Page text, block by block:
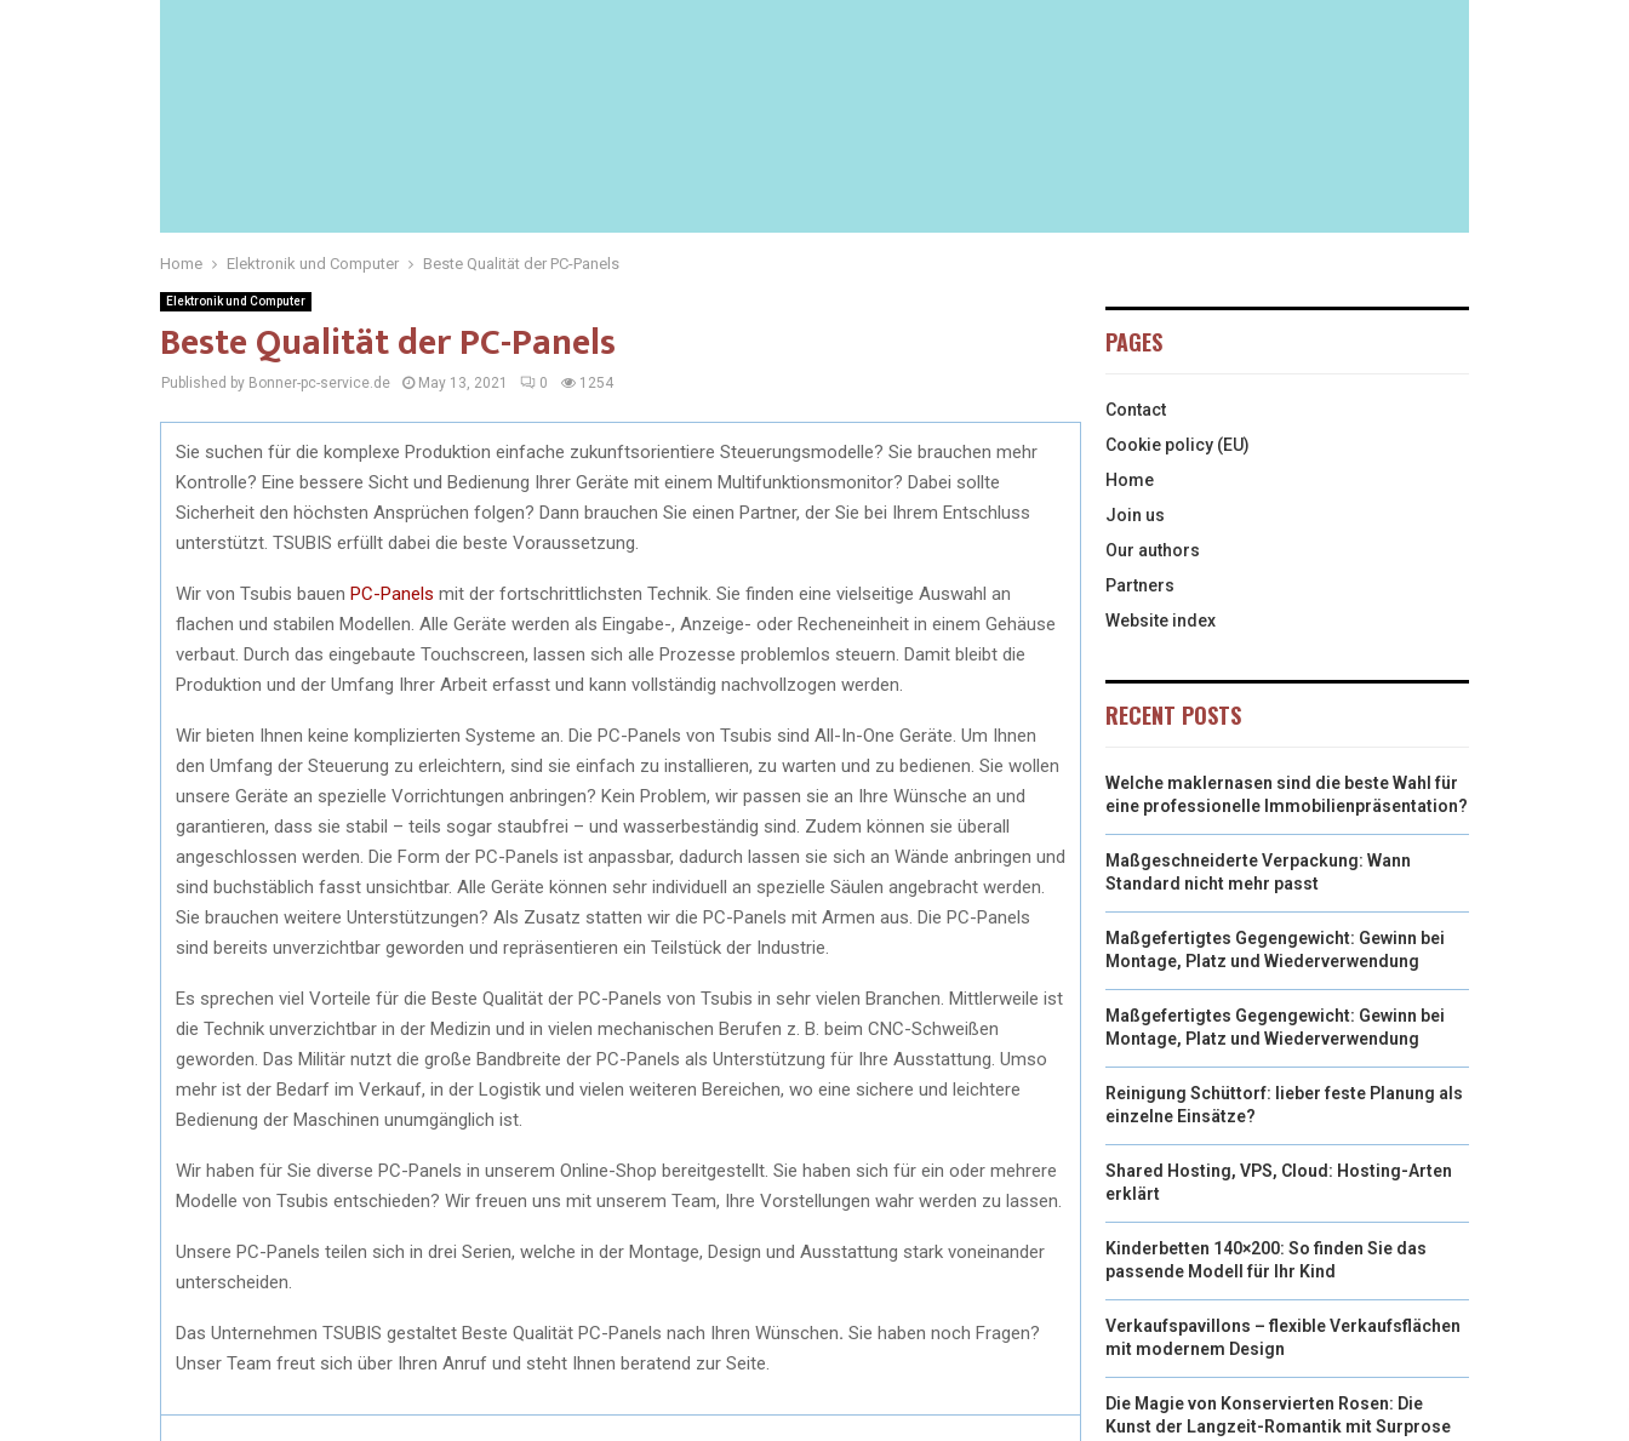
Home Elektronik und Computer Beste Qualität der PC-Panels
Elektronik und Computer
Beste Qualität der PC-Panels
Published by Bonner-pc-service.de May 13, 2021 0 1254
Sie suchen für die komplexe Produktion einfache zukunftsorientiere Steuerungsmodelle? Sie brauchen mehr
Kontrolle? Eine bessere Sicht und Bedienung Ihrer Geräte mit einem Multifunktionsmonitor? Dabei sollte
Sicherheit den höchsten Ansprüchen folgen? Dann brauchen Sie einen Partner, der Sie bei Ihrem Entschluss
unterstützt. TSUBIS erfüllt dabei die beste Voraussetzung.
Wir von Tsubis bauen PC-Panels mit der fortschrittlichsten Technik. Sie finden eine vielseitige Auswahl an
flachen und stabilen Modellen. Alle Geräte werden als Eingabe-, Anzeige- oder Recheneinheit in einem Gehäuse
verbaut. Durch das eingebaute Touchscreen, lassen sich alle Prozesse problemlos steuern. Damit bleibt die
Produktion und der Umfang Ihrer Arbeit erfasst und kann vollständig nachvollzogen werden.
Wir bieten Ihnen keine komplizierten Systeme an. Die PC-Panels von Tsubis sind All-In-One Geräte. Um Ihnen
den Umfang der Steuerung zu erleichtern, sind sie einfach zu installieren, zu warten und zu bedienen. Sie wollen
unsere Geräte an spezielle Vorrichtungen anbringen? Kein Problem, wir passen sie an Ihre Wünsche an und
garantieren, dass sie stabil – teils sogar staubfrei – und wasserbeständig sind. Zudem können sie überall
angeschlossen werden. Die Form der PC-Panels ist anpassbar, dadurch lassen sie sich an Wände anbringen und
sind buchstäblich fasst unsichtbar. Alle Geräte können sehr individuell an spezielle Säulen angebracht werden.
Sie brauchen weitere Unterstützungen? Als Zusatz statten wir die PC-Panels mit Armen aus. Die PC-Panels
sind bereits unverzichtbar geworden und repräsentieren ein Teilstück der Industrie.
Es sprechen viel Vorteile für die Beste Qualität der PC-Panels von Tsubis in sehr vielen Branchen. Mittlerweile ist
die Technik unverzichtbar in der Medizin und in vielen mechanischen Berufen z. B. beim CNC-Schweißen
geworden. Das Militär nutzt die große Bandbreite der PC-Panels als Unterstützung für Ihre Ausstattung. Umso
mehr ist der Bedarf im Verkauf, in der Logistik und vielen weiteren Bereichen, wo eine sichere und leichtere
Bedienung der Maschinen unumgänglich ist.
Wir haben für Sie diverse PC-Panels in unserem Online-Shop bereitgestellt. Sie haben sich für ein oder mehrere
Modelle von Tsubis entschieden? Wir freuen uns mit unserem Team, Ihre Vorstellungen wahr werden zu lassen.
Unsere PC-Panels teilen sich in drei Serien, welche in der Montage, Design und Ausstattung stark voneinander
unterscheiden.
Das Unternehmen TSUBIS gestaltet Beste Qualität PC-Panels nach Ihren Wünschen. Sie haben noch Fragen?
Unser Team freut sich über Ihren Anruf und steht Ihnen beratend zur Seite.
PAGES
Contact
Cookie policy (EU)
Home
Join us
Our authors
Partners
Website index
RECENT POSTS
Welche maklernasen sind die beste Wahl für
eine professionelle Immobilienpräsentation?
Maßgeschneiderte Verpackung: Wann
Standard nicht mehr passt
Maßgefertigtes Gegengewicht: Gewinn bei
Montage, Platz und Wiederverwendung
Maßgefertigtes Gegengewicht: Gewinn bei
Montage, Platz und Wiederverwendung
Reinigung Schüttorf: lieber feste Planung als
einzelne Einsätze?
Shared Hosting, VPS, Cloud: Hosting-Arten
erklärt
Kinderbetten 140×200: So finden Sie das
passende Modell für Ihr Kind
Verkaufspavillons – flexible Verkaufsflächen
mit modernem Design
Die Magie von Konservierten Rosen: Die
Kunst der Langzeit-Romantik mit Surprose